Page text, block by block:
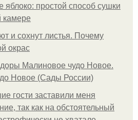
яблоко: простой способ сушки
камере
и сохнут листья. Почему
окрас
Малиновое чудо Новое.
Новое (Сады России)
гости заставили меня
так как на обстоятельный